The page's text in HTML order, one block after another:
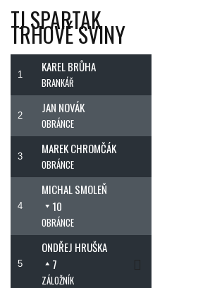
TJ SPARTAK
TRHOVÉ SVINY
1
KAREL BRŮHA
BRANKÁŘ
2
JAN NOVÁK
OBRÁNCE
3
MAREK CHROMČÁK
OBRÁNCE
4
MICHAL SMOLEŇ
10
OBRÁNCE
5
ONDŘEJ HRUŠKA
7
ZÁLOŽNÍK